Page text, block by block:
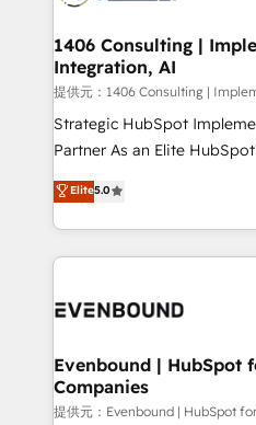
allowing companies to
the needs of the customer. We are part of Impresoft
Group, a group of
companies that divide
Competence Centers:
The synergies generated by
together with the
to accompany companies
1406 Consulting |
Integration, AI
提供元：1406 Consulting |
Strategic HubSpot
Partner As an Elite HubSpot Partner, 1406 Consulting
helps mid-market revenue
they sell, market, and
HubSpot—we teach your
to help you keep winning. What We Do ⚙️ CRM
Data & Content 📈 Sales &
Agent Creation 🔄 Custom
Migration Why 1406 We become part of your team.
Your team learns while we
Elite5.0
Evenbound | HubSpot
Companies
提供元：Evenbound | HubSpot